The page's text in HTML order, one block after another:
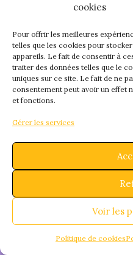
cookies
Pour offrir les meilleures
telles que les cookies pour
appareils. Le fait de consentir à
traiter des données telles que le
uniques sur ce site. Le fait de ne
consentement peut avoir un effet
et fonctions.
Gérer les services
Voir les
Politique de cookies